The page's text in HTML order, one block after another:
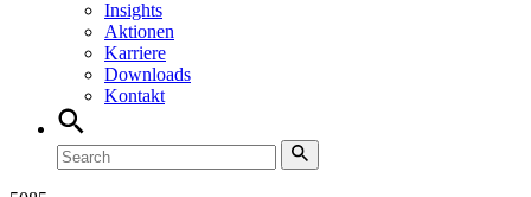
Insights
Aktionen
Karriere
Downloads
Kontakt